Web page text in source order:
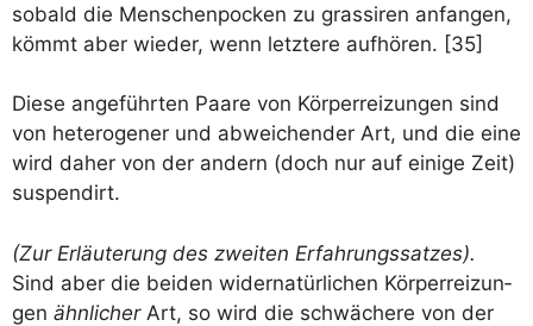
sobald die Men­schen­po­cken zu gras­si­ren anfan­gen,
kömmt aber wie­der, wenn letz­te­re auf­hö­ren. [35]
Die­se ange­führ­ten Paa­re von Kör­per­rei­zun­gen sind
von hete­ro­ge­ner und abwei­chen­der Art, und die eine
wird daher von der andern (doch nur auf eini­ge Zeit)
suspendirt.
(Zur Erläu­te­rung des zwei­ten Erfah­rungs­sat­zes).
Sind aber die bei­den wider­na­tür­li­chen Kör­per­rei­zun­
gen ähn­li­cherArt, so wird die schwä­che­re von der